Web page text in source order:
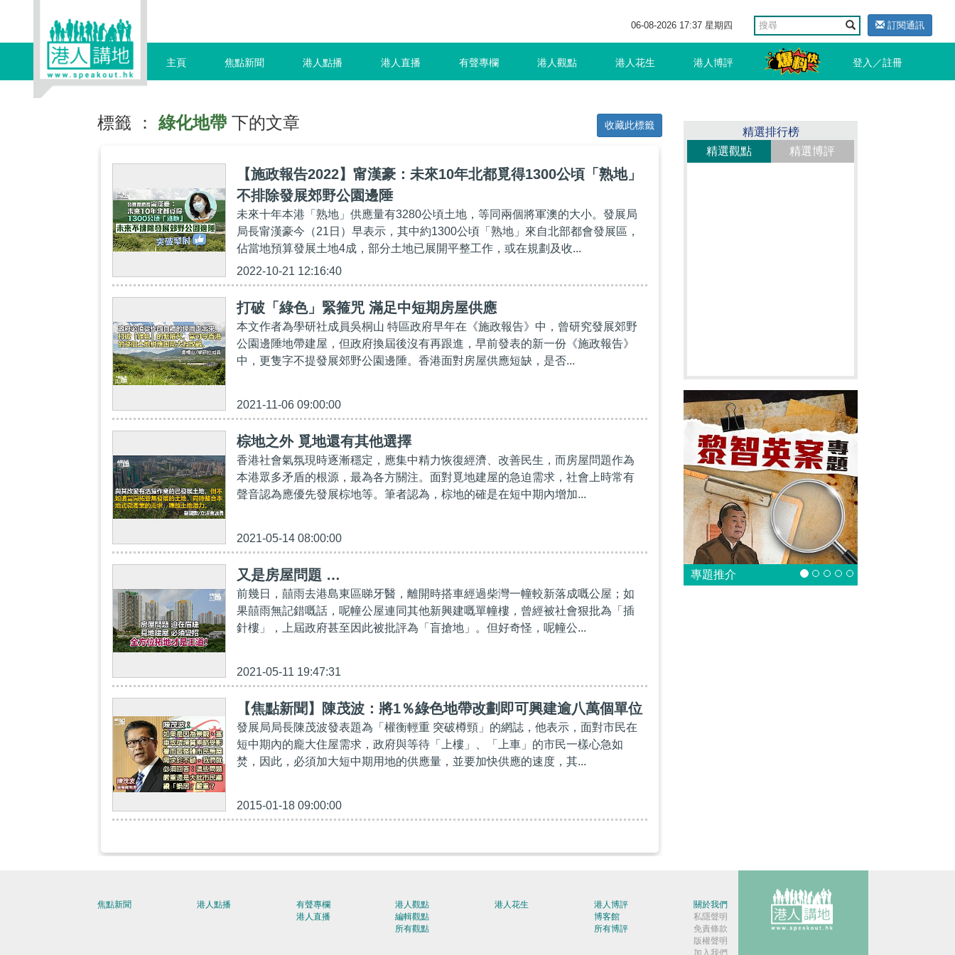
06-08-2026 17:37 星期四 訂閱通訊
主頁 焦點新聞 港人點播 港人直播 有聲專欄 港人觀點 港人花生 港人博評 登入／註冊
標籤 ： 綠化地帶 下的文章 收藏此標籤
【施政報告2022】甯漢豪：未來10年北都覓得1300公頃「熟地」
不排除發展郊野公園邊陲
未來十年本港「熟地」供應量有3280公頃土地，等同兩個將軍澳的大小。發展局
局長甯漢豪今（21日）早表示，其中約1300公頃「熟地」來自北部都會發展區，
佔當地預算發展土地4成，部分土地已展開平整工作，或在規劃及收...
2022-10-21 12:16:40
打破「綠色」緊箍咒 滿足中短期房屋供應
本文作者為學研社成員吳桐山 特區政府早年在《施政報告》中，曾研究發展郊野
公園邊陲地帶建屋，但政府換屆後沒有再跟進，早前發表的新一份《施政報告》
中，更隻字不提發展郊野公園邊陲。香港面對房屋供應短缺，是否...
2021-11-06 09:00:00
棕地之外 覓地還有其他選擇
香港社會氣氛現時逐漸穩定，應集中精力恢復經濟、改善民生，而房屋問題作為
本港眾多矛盾的根源，最為各方關注。面對覓地建屋的急迫需求，社會上時常有
聲音認為應優先發展棕地等。筆者認為，棕地的確是在短中期內增加...
2021-05-14 08:00:00
又是房屋問題 …
前幾日，囍雨去港島東區睇牙醫，離開時搭車經過柴灣一幢較新落成嘅公屋；如
果囍雨無記錯嘅話，呢幢公屋連同其他新興建嘅單幢樓，曾經被社會狠批為「插
針樓」，上屆政府甚至因此被批評為「盲搶地」。但好奇怪，呢幢公...
2021-05-11 19:47:31
【焦點新聞】陳茂波：將1％綠色地帶改劃即可興建逾八萬個單位
發展局局長陳茂波發表題為「權衡輕重 突破樽頸」的網誌，他表示，面對市民在
短中期內的龐大住屋需求，政府與等待「上樓」、「上車」的市民一樣心急如
焚，因此，必須加大短中期用地的供應量，並要加快供應的速度，其...
2015-01-18 09:00:00
精選排行榜
精選觀點
精選博評
專題推介
焦點新聞 港人點播
有聲專欄
港人直播
港人觀點
編輯觀點
所有觀點
港人花生
港人博評
博客館
所有博評
關於我們
私隱聲明
免責條款
版權聲明
加入我們